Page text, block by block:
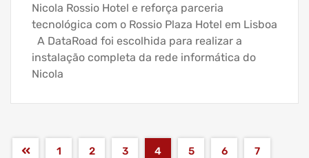
Nicola Rossio Hotel e reforça parceria
tecnológica com o Rossio Plaza Hotel em Lisboa
A DataRoad foi escolhida para realizar a
instalação completa da rede informática do
Nicola
1 2 3 4 5 6 7